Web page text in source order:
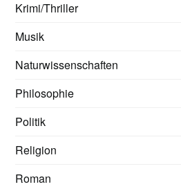
Krimi/Thriller
Musik
Naturwissenschaften
Philosophie
Politik
Religion
Roman